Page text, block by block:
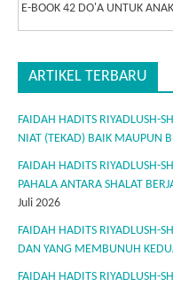
E-BOOK 42 DO'A UNTUK
ARTIKEL TERBARU
FAIDAH HADITS RIYADLUSH-
NIAT (TEKAD) BAIK MAUPUN
FAIDAH HADITS RIYADLUSH-
PAHALA ANTARA SHALAT
Juli 2026
FAIDAH HADITS RIYADLUSH-
DAN YANG MEMBUNUH
FAIDAH HADITS RIYADLUSH-